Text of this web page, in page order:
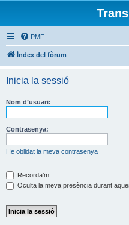
PMF
Índex del fòrum
Inicia la sessió
Nom d’usuari:
Contrasenya:
He oblidat la meva contrasenya
Recorda’m
Oculta la meva presència durant